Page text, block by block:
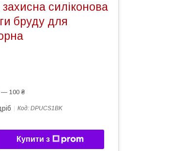
силіконова
бруду для
— 100 ₴
Код: DPUCS1BK
Купити з